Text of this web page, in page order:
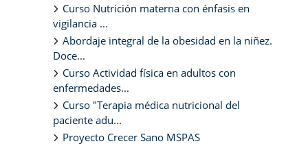
Curso Nutrición materna con énfasis en
vigilancia ...
Abordaje integral de la obesidad en la niñez.
Doce...
Curso Actividad física en adultos con
enfermedades...
Curso "Terapia médica nutricional del
paciente adu...
Proyecto Crecer Sano MSPAS